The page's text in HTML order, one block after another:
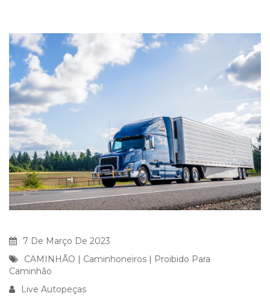
7 De Março De 2023
CAMINHÃO | Caminhoneiros | Proibido Para
Caminhão
Live Autopeças